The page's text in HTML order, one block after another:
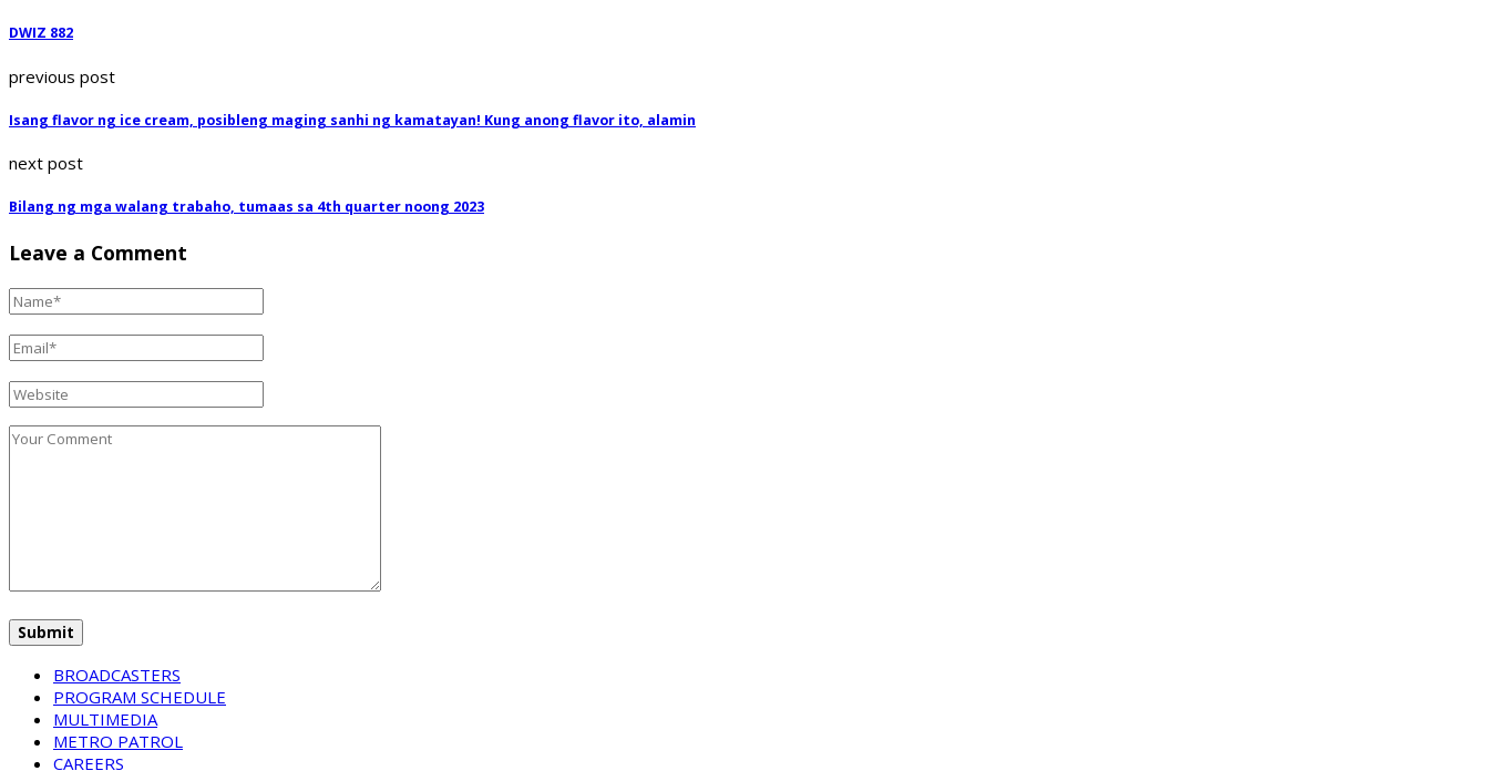
DWIZ 882
previous post
Isang flavor ng ice cream, posibleng maging sanhi ng kamatayan! Kung anong flavor ito, alamin
next post
Bilang ng mga walang trabaho, tumaas sa 4th quarter noong 2023
Leave a Comment
BROADCASTERS
PROGRAM SCHEDULE
MULTIMEDIA
METRO PATROL
CAREERS